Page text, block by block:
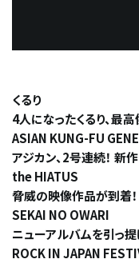
くるり
4人になったくるり、最高
ASIAN KUNG-FU
アジカン、2号連続！ 新
the HIATUS
脅威の映像作品が到着
SEKAI NO OWARI
ニューアルバムを引っ
ROCK IN JAPAN